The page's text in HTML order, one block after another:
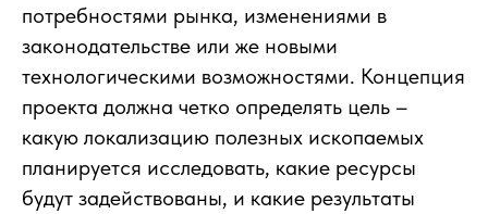
потребностями рынка, изменениями в
законодательстве или же новыми
технологическими возможностями. Концепция
проекта должна четко определять цель –
какую локализацию полезных ископаемых
планируется исследовать, какие ресурсы
будут задействованы, и какие результаты